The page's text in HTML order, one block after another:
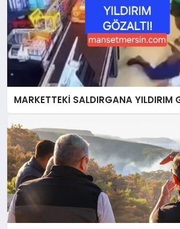
MARKETTEKİ SALDIRGANA YILDIRIM